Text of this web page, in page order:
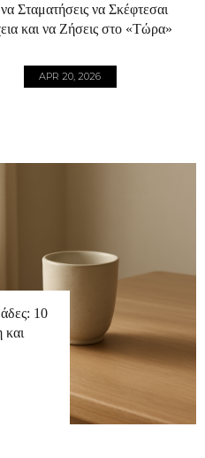
Σταματήσεις να Σκέφτεσαι
και να Ζήσεις στο «Τώρα»
APR 20, 2026
10